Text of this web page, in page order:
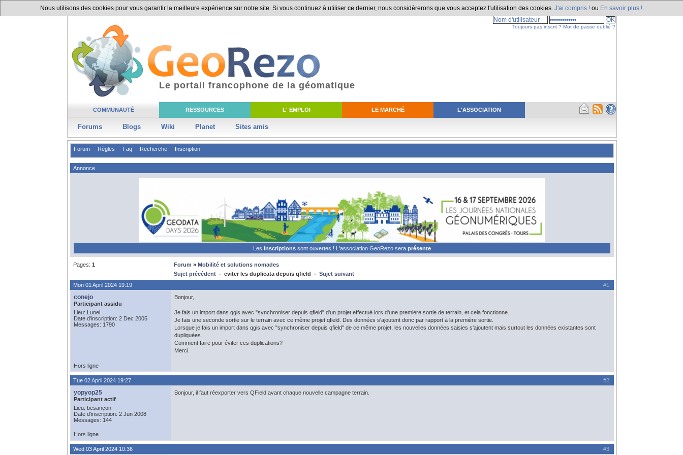
Nous utilisons des cookies pour vous garantir la meilleure expérience sur notre site. Si vous continuez à utiliser ce dernier, nous considèrerons que vous acceptez l'utilisation des cookies. J'ai compris ! ou En savoir plus !
COMMUNAUTÉ RESSOURCES L' EMPLOI LE MARCHÉ L'ASSOCIATION
Forums Blogs Wiki Planet Sites amis
Le portail francophone de la géomatique
Toujours pas inscrit ? Mot de passe oublié ?
Forum Règles Faq Recherche Inscription
Annonce
Les inscriptions sont ouvertes ! L'association GeoRezo sera présente
Pages: 1 Forum » Mobilité et solutions nomades
Sujet précédent - eviter les duplicata depuis qfield - Sujet suivant
#1
Mon 01 April 2024 19:19
conejo
Participant assidu
Lieu: Lunel
Date d'inscription: 2 Dec 2005
Messages: 1790
Bonjour,
Je fais un import dans qgis avec "synchroniser depuis qfield" d'un projet effectué lors d'une première sortie de terrain, et cela fonctionne.
Je fais une seconde sortie sur le terrain avec ce même projet qfield. Des données s'ajoutent donc par rapport à la première sortie.
Lorsque je fais un import dans qgis avec "synchroniser depuis qfield" de ce même projet, les nouvelles données saisies s'ajoutent mais surtout les données existantes sont
dupliquées.
Comment faire pour éviter ces duplications?
Merci.
Hors ligne
#2
Tue 02 April 2024 19:27
yopyop25
Participant actif
Lieu: besançon
Date d'inscription: 2 Jun 2008
Messages: 144
Bonjour, il faut réexporter vers QField avant chaque nouvelle campagne terrain.
Hors ligne
#3
Wed 03 April 2024 10:36